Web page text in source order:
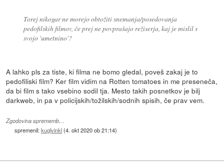
Torej nikogar ne morejo obtožiti snemanja/posedovanja
pedofilskih filmov, če prej ne povprašajo režiserja, kaj je mislil s
svojo 'umetnino'?
A lahko pls za tiste, ki filma ne bomo gledal, poveš zakaj je to
pedofiliski film? Ker film vidim na Rotten tomatoes in me preseneča,
da bi film s tako vsebino sodil tja. Mesto takih posnetkov je bilj
darkweb, in pa v policijskih/tožilskih/sodnih spisih, če prav vem.
Zgodovina sprememb…
spremenil:kuglvinkl(4. okt 2020 ob 21:14)